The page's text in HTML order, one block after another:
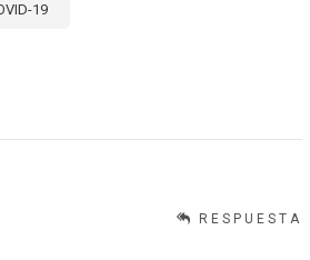
19
RESPUESTA